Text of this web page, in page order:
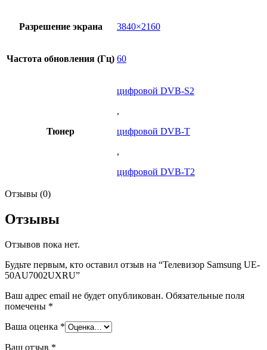
Разрешение экрана 3840×2160
Частота обновления (Гц) 60
Тюнер
цифровой DVB-S2
,
цифровой DVB-T
,
цифровой DVB-T2
Отзывы (0)
Отзывы
Отзывов пока нет.
Будьте первым, кто оставил отзыв на “Телевизор Samsung UE-
50AU7002UXRU”
Ваш адрес email не будет опубликован. Обязательные поля
помечены *
Ваша оценка *
Ваш отзыв *